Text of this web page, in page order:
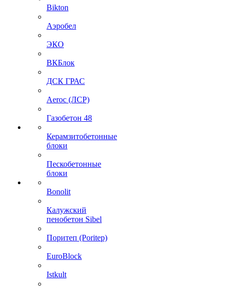
Bikton
Аэробел
ЭКО
ВКБлок
ДСК ГРАС
Aeroc (ЛСР)
Газобетон 48
Керамзитобетонные
блоки
Пескобетонные
блоки
Bonolit
Калужский
пенобетон Sibel
Поритеп (Poritep)
EuroBlock
Istkult